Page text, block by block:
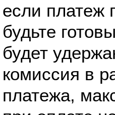
если платеж
будьте
будет
комиссия в
платежа,